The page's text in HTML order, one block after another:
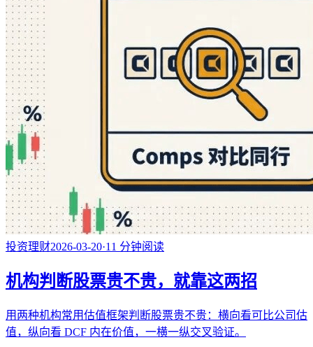
投资理财2026-03-20·11 分钟阅读
机构判断股票贵不贵，就靠这两招
用两种机构常用估值框架判断股票贵不贵：横向看可比公司估
值，纵向看 DCF 内在价值，一横一纵交叉验证。